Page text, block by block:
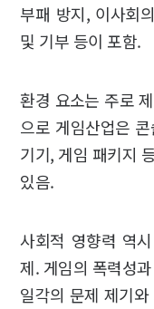
부패 방지, 이사회
및 기부 등이 포함.
환경 요소는 주로
으로 게임산업은
기기, 게임 패키지
있음.
사회적 영향력 역
제. 게임의 폭력성
일각의 문제 제기